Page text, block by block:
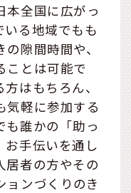
本全国に広がっ
いる地域でもも
隙間時間や、
ことは可能で
はもちろん、
気軽に参加する
も誰かの「助っ
お手伝いを通し
居者の方やその
ョンづくりのき